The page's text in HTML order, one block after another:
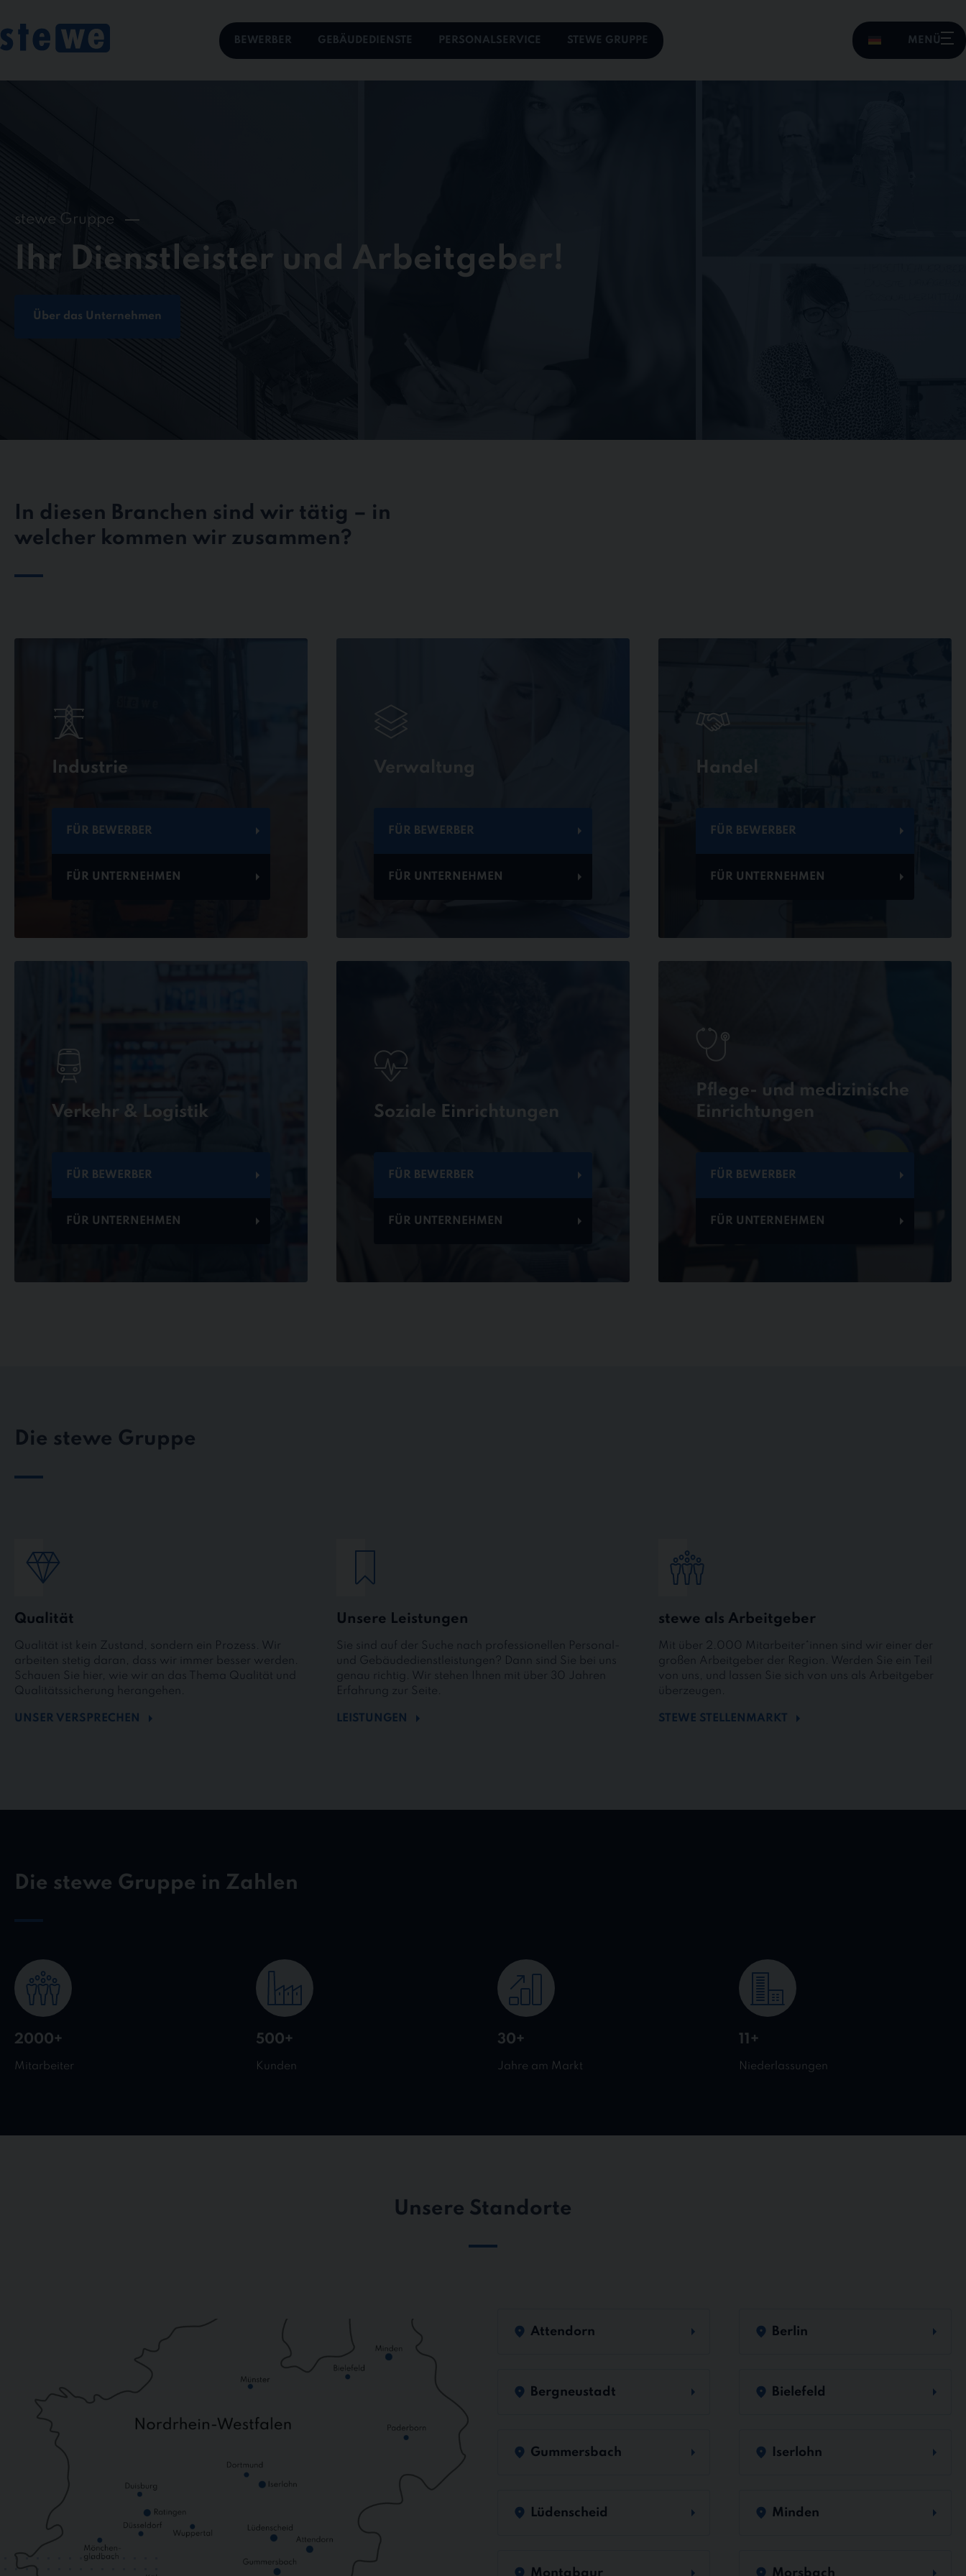
BEWERBER GEBÄUDEDIENSTE PERSONALSERVICE STEWE GRUPPE MENÜ
content
stewe Gruppe
Ihr Dienstleister und Arbeitgeber!
Über das Unternehmen
In diesen Branchen sind wir tätig – in
welcher kommen wir zusammen?
Industrie
FÜR BEWERBER
FÜR UNTERNEHMEN
Verwaltung
FÜR BEWERBER
FÜR UNTERNEHMEN
Handel
FÜR BEWERBER
FÜR UNTERNEHMEN
Verkehr & Logistik
FÜR BEWERBER
FÜR UNTERNEHMEN
Soziale Einrichtungen
FÜR BEWERBER
FÜR UNTERNEHMEN
Pflege- und medizinische
Einrichtungen
FÜR BEWERBER
FÜR UNTERNEHMEN
Die stewe Gruppe
Qualität
Qualität ist kein Zustand, sondern ein Prozess. Wir
arbeiten stetig daran, dass wir immer besser werden.
Schauen Sie hier, wie wir an das Thema Qualität und
Qualitätssicherung herangehen.
UNSER VERSPRECHEN
Unsere Leistungen
Sie sind auf der Suche nach professionellen Personal-
und Gebäudedienstleistungen? Dann sind Sie bei uns
genau richtig. Wir stehen Ihnen mit über 30 Jahren
Erfahrung zur Seite.
LEISTUNGEN
stewe als Arbeitgeber
Mit über 2.000 Mitarbeiter*innen sind wir einer der
großen Arbeitgeber der Region. Werden Sie ein Teil
von uns, und lassen Sie sich von uns als Arbeitgeber
überzeugen.
STEWE STELLENMARKT
Die stewe Gruppe in Zahlen
2000+
Mitarbeiter
500+
Kunden
30+
Jahre am Markt
11+
Niederlassungen
Unsere Standorte
Attendorn Berlin
Bergneustadt Bielefeld
Gummersbach Iserlohn
Lüdenscheid Minden
Montabaur Morsbach